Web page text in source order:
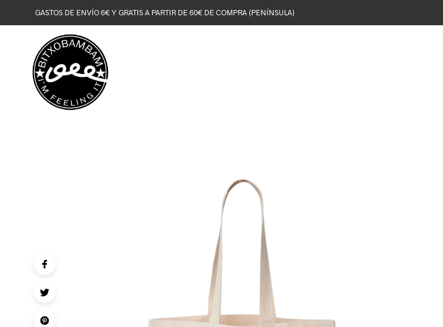
GASTOS DE ENVÍO 6€ Y GRATIS A PARTIR DE 60€ DE COMPRA (PENÍNSULA)